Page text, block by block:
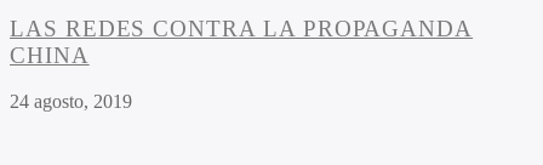
LAS REDES CONTRA LA PROPAGANDA
CHINA
24 agosto, 2019